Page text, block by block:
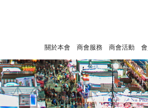
關於本會 商會服務 商會活動